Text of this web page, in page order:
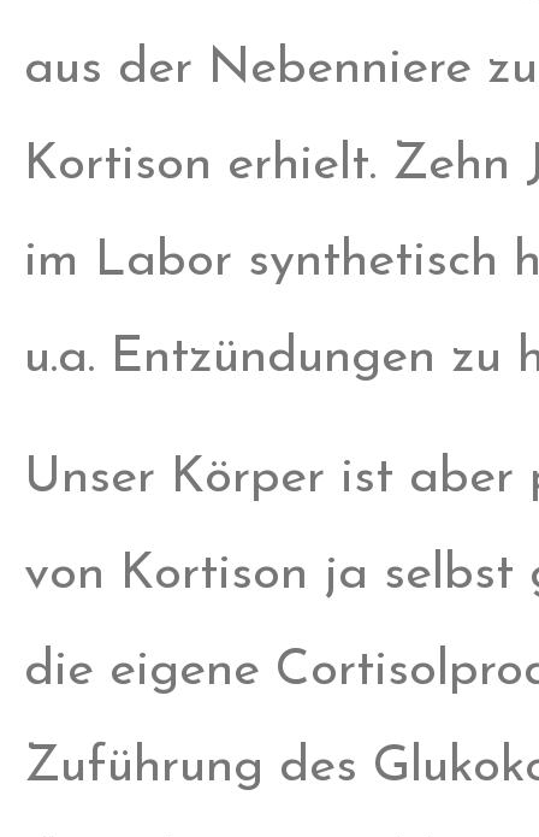
aus der Nebenniere
Kortison erhielt. Zehn
im Labor synthetisch
u.a. Entzündungen zu
Unser Körper ist aber
von Kortison ja selbst
die eigene
Zuführung des